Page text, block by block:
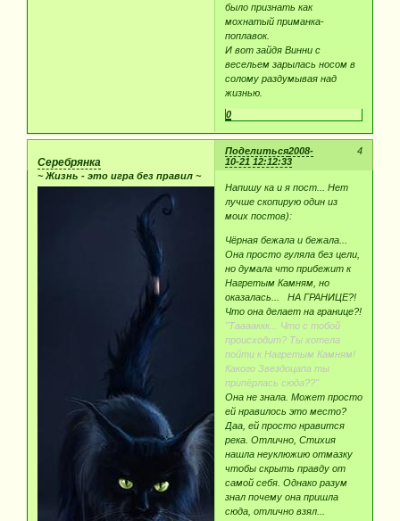
было признать как
мохнатый приманка-
поплавок.
И вот зайдя Винни с
весельем зарылась носом в
солому раздумывая над
жизнью.
0
Поделиться 4
2008-
10-21 12:12:33
Серебрянка
~ Жизнь - это игра без правил ~
Напишу ка и я пост... Нет
лучше скопирую один из
моих постов):
Чёрная бежала и бежала...
Она просто гуляла без цели,
но думала что прибежит к
Нагретым Камням, но
оказалась... НА ГРАНИЦЕ?!
Что она делает на границе?!
"Тааааккк... Что с тобой
происходит? Ты хотела
пойти к Нагретым Камням!
Какого Звездоцапа ты
припёрлась сюда??"
Она не знала. Может просто
ей нравилось это место?
Даа, ей просто нравится
река. Отлично, Стихия
нашла неуклюжию отмазку
чтобы скрыть правду от
самой себя. Однако разум
знал почему она пришла
сюда, отлично взял...